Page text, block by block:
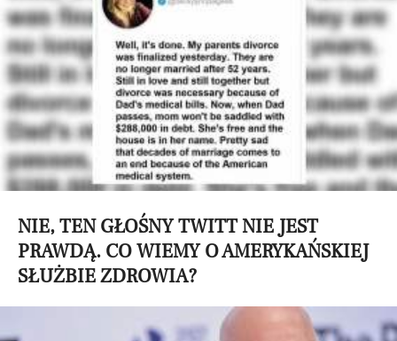
NIE, TEN GŁOŚNY TWITT NIE JEST
PRAWDĄ. CO WIEMY O AMERYKAŃSKIEJ
SŁUŻBIE ZDROWIA?